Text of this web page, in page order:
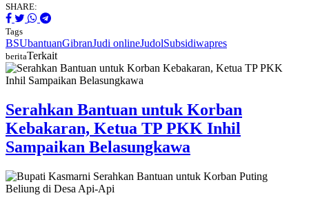
SHARE:
Tags
BSUbantuanGibranJudi onlineJudolSubsidiwapres
beritaTerkait
Serahkan Bantuan untuk Korban
Kebakaran, Ketua TP PKK Inhil
Sampaikan Belasungkawa